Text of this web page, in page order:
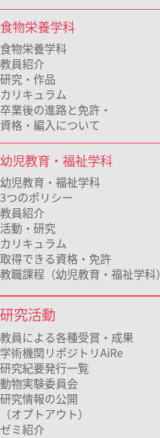
食物栄養学科
食物栄養学科
教員紹介
研究・作品
カリキュラム
卒業後の進路と免許・
資格・編入について
幼児教育・福祉学科
幼児教育・福祉学科
3つのポリシー
教員紹介
活動・研究
カリキュラム
取得できる資格・免許
教職課程（幼児教育・福祉学科）
研究活動
教員による各種受賞・成果
学術機関リポジトリAiRe
研究紀要発行一覧
動物実験委員会
研究情報の公開
（オプトアウト）
ゼミ紹介